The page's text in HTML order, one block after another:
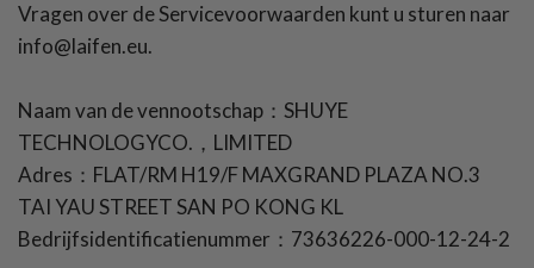
Vragen over de Servicevoorwaarden kunt u sturen naar
info@laifen.eu.
Naam van de vennootschap：SHUYE
TECHNOLOGYCO.，LIMITED
Adres：FLAT/RM H19/F MAXGRAND PLAZA NO.3
TAI YAU STREET SAN PO KONG KL
Bedrijfsidentificatienummer：73636226-000-12-24-2